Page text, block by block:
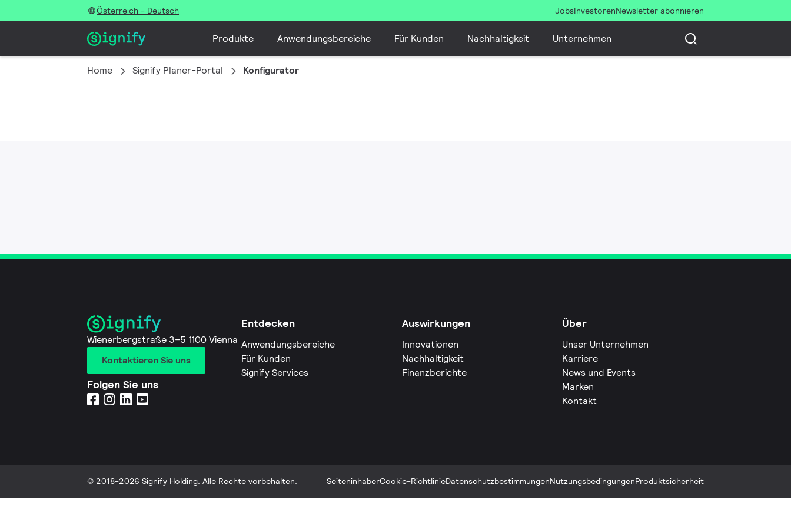
Österreich - Deutsch JobsInvestorenNewsletter abonnieren
Produkte Anwendungsbereiche Für Kunden Nachhaltigkeit Unternehmen
Home Signify Planer-Portal Konfigurator
Wienerbergstraße 3–5 1100 Vienna
Kontaktieren Sie uns
Folgen Sie uns
Entdecken
Anwendungsbereiche
Für Kunden
Signify Services
Auswirkungen
Innovationen
Nachhaltigkeit
Finanzberichte
Über
Unser Unternehmen
Karriere
News und Events
Marken
Kontakt
© 2018-2026 Signify Holding. Alle Rechte vorbehalten. SeiteninhaberCookie-RichtlinieDatenschutzbestimmungenNutzungsbedingungenProduktsicherheit